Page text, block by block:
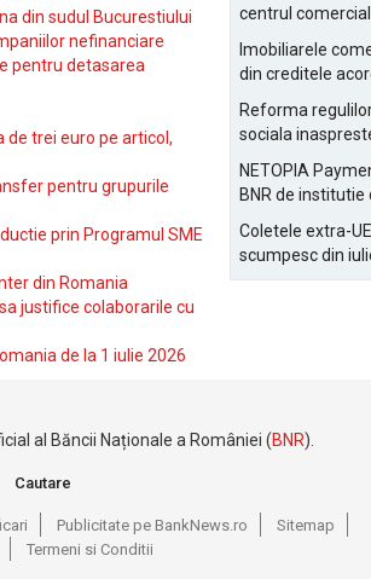
din sudul Bucurestiului
nefinanciare
pentru detasarea
de trei euro pe articol,
pentru grupurile
prin Programul SME
din Romania
justifice colaborarile cu
de la 1 iulie 2026
centrul
Imobiliarele
din creditele
Reforma
sociala
NETOPIA
BNR de institutie
Coletele extra-
scumpesc din
pe articol,
al Băncii Naționale a României (BNR).
Cautare
Publicitate pe BankNews.ro
Sitemap
Termeni si Conditii